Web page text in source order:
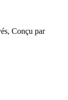
Conçu par